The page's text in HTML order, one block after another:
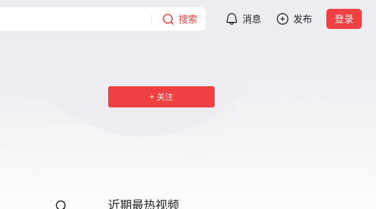
搜索 消息 发布 登录
关注
近期最热视频